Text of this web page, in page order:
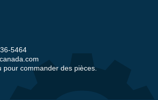
5464
pour commander des pièces.